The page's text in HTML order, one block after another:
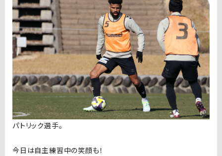
パトリック選手。
今日は自主練習中の笑顔も！